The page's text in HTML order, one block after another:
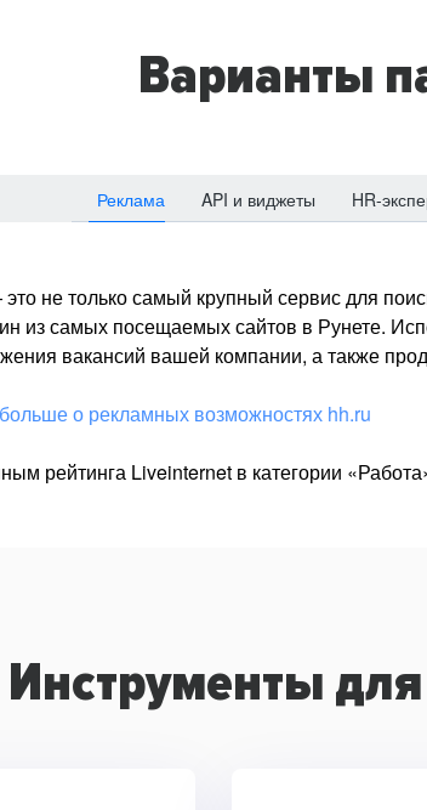
Варианты
Реклама API и виджеты HR-
не только самый крупный сервис для
из самых посещаемых сайтов в Рунете.
вакансий вашей компании, а также
о рекламных возможностях hh.ru
рейтинга Liveinternet в категории
Инструменты